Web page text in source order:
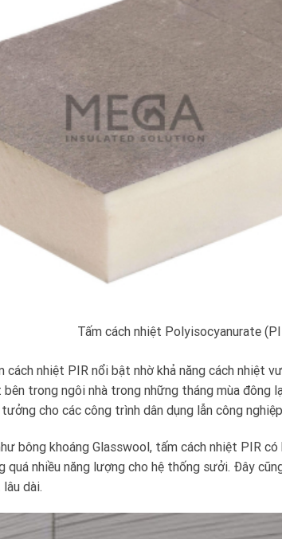
Tấm cách nhiệt Polyisocyanurate
cách nhiệt PIR nổi bật nhờ khả năng cách nhiệt
trong ngôi nhà trong những tháng mùa đông
cho các công trình dân dụng lẫn công
bông khoáng Glasswool, tấm cách nhiệt PIR có
quá nhiều năng lượng cho hệ thống sưởi. Đây
dài.